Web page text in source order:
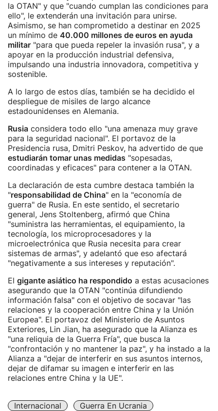
la OTAN" y que "cuando cumplan las condiciones para
ello", le extenderán una invitación para unirse.
Asimismo, se han comprometido a destinar en 2025
un mínimo de 40.000 millones de euros en ayuda
militar "para que pueda repeler la invasión rusa", y a
apoyar en la producción industrial defensiva,
impulsando una industria innovadora, competitiva y
sostenible.
A lo largo de estos días, también se ha decidido el
despliegue de misiles de largo alcance
estadounidenses en Alemania.
Rusia considera todo ello "una amenaza muy grave
para la seguridad nacional". El portavoz de la
Presidencia rusa, Dmitri Peskov, ha advertido de que
estudiarán tomar unas medidas "sopesadas,
coordinadas y eficaces" para contener a la OTAN.
La declaración de esta cumbre destaca también la
"responsabilidad de China" en la "economía de
guerra" de Rusia. En este sentido, el secretario
general, Jens Stoltenberg, afirmó que China
"suministra las herramientas, el equipamiento, la
tecnología, los microprocesadores y la
microelectrónica que Rusia necesita para crear
sistemas de armas", y adelantó que eso afectará
"negativamente a sus intereses y reputación".
El gigante asiático ha respondido a estas acusaciones
asegurando que la OTAN "continúa difundiendo
información falsa" con el objetivo de socavar "las
relaciones y la cooperación entre China y la Unión
Europea". El portavoz del Ministerio de Asuntos
Exteriores, Lin Jian, ha asegurado que la Alianza es
"una reliquia de la Guerra Fría", que busca la
"confrontación y no mantener la paz", y ha instado a la
Alianza a "dejar de interferir en sus asuntos internos,
dejar de difamar su imagen e interferir en las
relaciones entre China y la UE".
Internacional
Guerra En Ucrania